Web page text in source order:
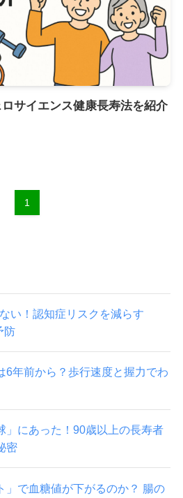
サイエンス健康長寿法を紹介
1
い！認知症リスクを減らす
防
6年前から？歩行速度と握力でわ
」にあった！90歳以上の長寿者
密
」で血糖値が下がるのか？ 腸の